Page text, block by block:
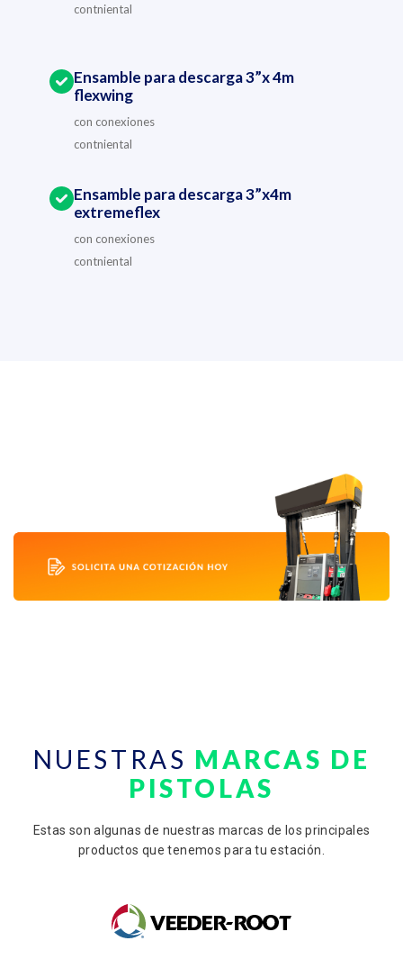
contniental
Ensamble para descarga 3”x 4m
flexwing
con conexiones
contniental
Ensamble para descarga 3”x4m
extremeflex
con conexiones
contniental
NUESTRAS MARCAS DE
PISTOLAS
Estas son algunas de nuestras marcas de los principales
productos que tenemos para tu estación.